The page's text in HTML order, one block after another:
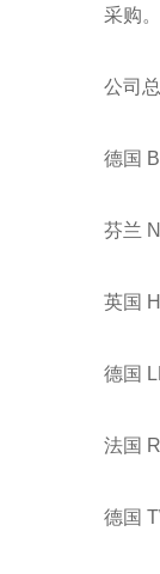
采购。
公司
德国
芬兰
英国
德国
法国
德国